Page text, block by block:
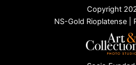
Copyright
NS-Gold Rioplatense |